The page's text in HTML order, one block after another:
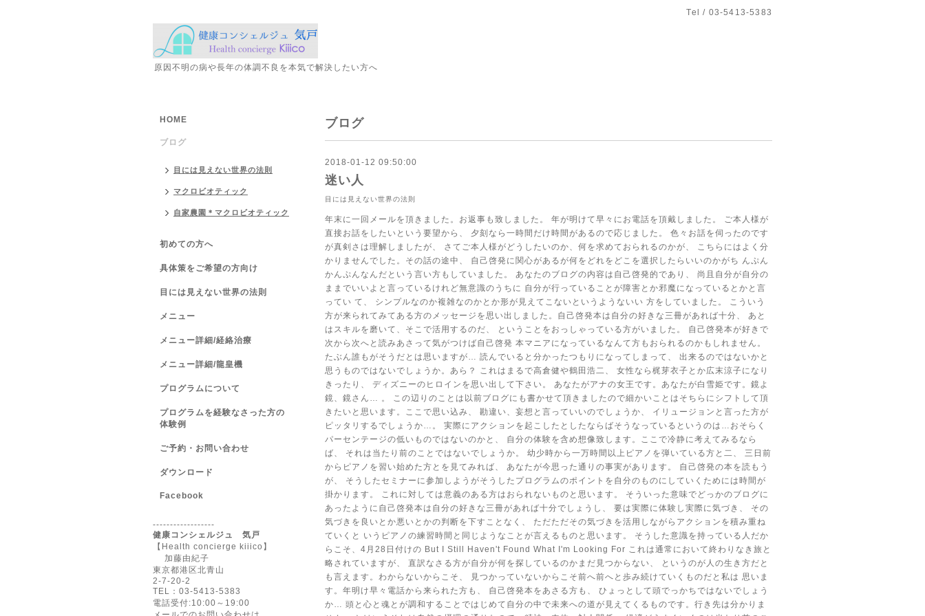
Tel / 03-5413-5383
原因不明の病や長年の体調不良を本気で解決したい方へ
ブログ
2018-01-12 09:50:00
迷い人
目には見えない世界の法則
年末に一回メールを頂きました。お返事も致しました。 年が明けて早々にお電話を頂戴しました。 ご本人様が
直接お話をしたいという要望から、 夕刻なら一時間だけ時間があるので応じました。 色々お話を伺ったのです
が真剣さは理解しましたが、 さてご本人様がどうしたいのか、何を求めておられるのかが、 こちらにはよく分
かりませんでした。その話の途中、 自己啓発に関心があるが何をどれをどこを選択したらいいのかがち んぷん
かんぷんなんだという言い方もしていました。 あなたのブログの内容は自己啓発的であり、 尚且自分が自分の
ままでいいよと言っているけれど無意識のうちに 自分が行っていることが障害とか邪魔になっているとかと言
ってい て、 シンプルなのか複雑なのかとか形が見えてこないというようないい 方をしていました。 こういう
方が来られてみてある方のメッセージを思い出しました。自己啓発本は自分の好きな三冊があれば十分、 あと
はスキルを磨いて、そこで活用するのだ、
ということをおっしゃっている方がいました。 自己啓発本が好きで
次から次へと読みあさって気がつけば自己啓発 本マニアになっているなんて方もおられるのかもしれません。
たぶん誰もがそうだとは思いますが… 読んでいると分かったつもりになってしまって、 出来るのではないかと
思うものではないでしょうか。あら？ これはまるで高倉健や鶴田浩二、 女性なら梶芽衣子とか広末涼子になり
きったり、 ディズニーのヒロインを思い出して下さい。 あなたがアナの女王です。あなたが白雪姫です。鏡よ
鏡、鏡さん… 。 この辺りのことは以前ブログにも書かせて頂きましたので細かいことはそちらにシフトして頂
きたいと思います。ここで思い込み、 勘違い、妄想と言っていいのでしょうか、 イリュージョンと言った方が
ピッタリするでしょうか…。 実際にアクションを起こしたとしたならばそうなっているというのは…おそらく
パーセンテージの低いものではないのかと、 自分の体験を含め想像致します。ここで冷静に考えてみるなら
ば、 それは当たり前のことではないでしょうか。 幼少時から一万時間以上ピアノを弾いている方と二、 三日前
からピアノを習い始めた方とを見てみれば、 あなたが今思った通りの事実があります。 自己啓発の本を読もう
が、 そうしたセミナーに参加しようがそうしたプログラムのポイントを自分のものにしていくためには時間が
掛かります。 これに対しては意義のある方はおられないものと思います。 そういった意味でどっかのブログに
あったように自己啓発本は自分の好きな三冊があれば十分でしょうし、 要は実際に体験し実際に気づき、 その
気づきを良いとか悪いとかの判断を下すことなく、 ただただその気づきを活用しながらアクションを積み重ね
ていくと いうピアノの練習時間と同じようなことが言えるものと思います。 そうした意識を持っている人だか
らこそ、4月28日付けの But I Still Haven't Found What I'm Looking For これは通常において終わりなき旅と
略されていますが、 直訳なさる方が自分が何を探しているのかまだ見つからない、
というのが人の生き方だと
も言えます。わからないからこそ、
見つかっていないからこそ前へ前へと歩み続けていくものだと私は 思いま
す。年明け早々電話から来られた方も、 自己啓発本をあさる方も、 ひょっとして頭でっかちではないでしょう
か… 頭と心と魂とが調和することではじめて自分の中で未来への道が見えてくるものです。行き先は分かりま
HOME
ブログ
目には見えない世界の法則
マクロビオティック
自家農園＊マクロビオティック
初めての方へ
具体策をご希望の方向け
目には見えない世界の法則
メニュー
メニュー詳細/経絡治療
メニュー詳細/龍皇機
プログラムについて
プログラムを経験なさった方の
体験例
ご予約・お問い合わせ
ダウンロード
Facebook
------------------
健康コンシェルジュ 気戸
【Health concierge kiiico】
加藤由紀子
東京都港区北青山
2-7-20-2
TEL：03-5413-5383
電話受付:10:00～19:00